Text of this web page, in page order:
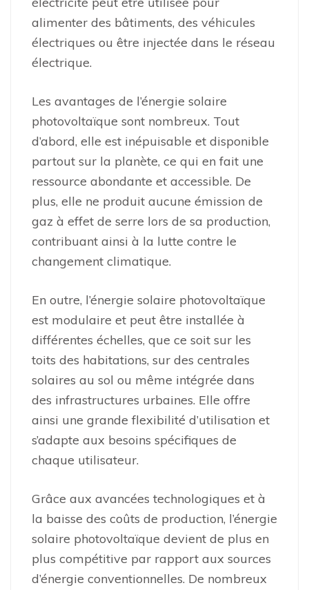
alimenter des bâtiments, des véhicules
électriques ou être injectée dans le réseau
électrique.
Les avantages de l’énergie solaire
photovoltaïque sont nombreux. Tout
d’abord, elle est inépuisable et disponible
partout sur la planète, ce qui en fait une
ressource abondante et accessible. De
plus, elle ne produit aucune émission de
gaz à effet de serre lors de sa production,
contribuant ainsi à la lutte contre le
changement climatique.
En outre, l’énergie solaire photovoltaïque
est modulaire et peut être installée à
différentes échelles, que ce soit sur les
toits des habitations, sur des centrales
solaires au sol ou même intégrée dans
des infrastructures urbaines. Elle offre
ainsi une grande flexibilité d’utilisation et
s’adapte aux besoins spécifiques de
chaque utilisateur.
Grâce aux avancées technologiques et à
la baisse des coûts de production, l’énergie
solaire photovoltaïque devient de plus en
plus compétitive par rapport aux sources
d’énergie conventionnelles. De nombreux